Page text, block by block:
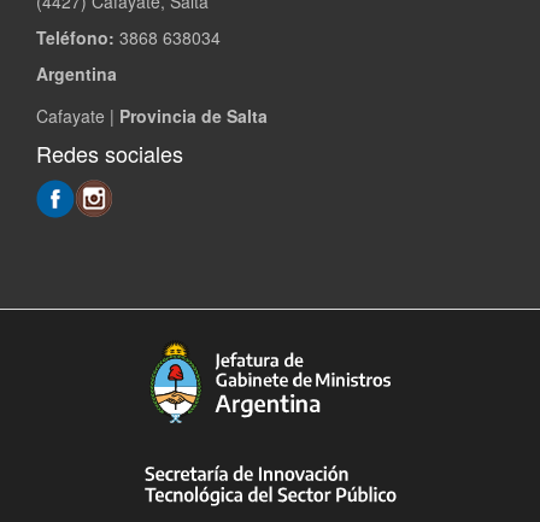
Teléfono: 3868 638034
Argentina
Cafayate | Provincia de Salta
Redes sociales